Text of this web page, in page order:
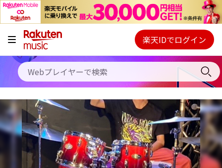
キャンペーン
料金プラン
使い方
初回30日間無料お試し
Webプレイヤー
ご契約内容の確認・変更
楽天IDでログイン